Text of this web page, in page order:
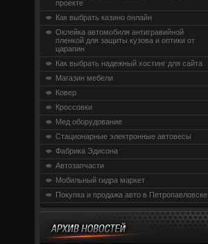
проекте
Как выбрать казино онлайн
Оклейка автомобиля антигравийной
пленкой для защиты кузова и оптики от
царапин
Как выбрать надежный хостинг для сайта
Магазин мебели
Ковер
Кроссовки
Мед оборудование
Стационарные электронные автовесы
Фабрика Эдисона
Автозапчасти
Мобильный гидра маркет
Покупка и продажа авто в Петропавловске